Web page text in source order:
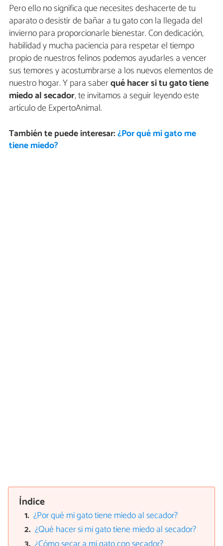
Pero ello no significa que necesites deshacerte de tu
aparato o desistir de bañar a tu gato con la llegada del
invierno para proporcionarle bienestar. Con dedicación,
habilidad y mucha paciencia para respetar el tiempo
propio de nuestros felinos podemos ayudarles a vencer
sus temores y acostumbrarse a los nuevos elementos de
nuestro hogar. Y para saberqué hacer si tu gato tiene
miedo al secador, te invitamos a seguir leyendo este
artículo de ExpertoAnimal.
También te puede interesar:¿Por qué mi gato me
tiene miedo?
Índice
¿Por qué mi gato tiene miedo al secador?
¿Qué hacer si mi gato tiene miedo al secador?